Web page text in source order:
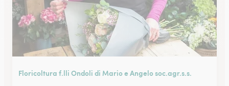
Floricoltura f.lli Ondoli di Mario e Angelo soc.agr.s.s.